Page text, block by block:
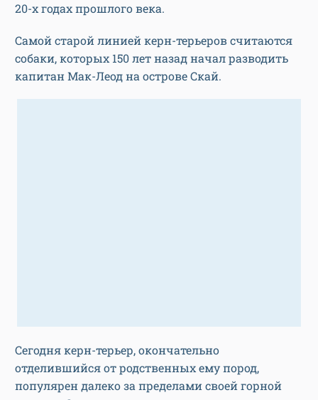
20-х годах прошлого века.
Самой старой линией керн-терьеров считаются
собаки, которых 150 лет назад начал разводить
капитан Мак-Леод на острове Скай.
Сегодня керн-терьер, окончательно
отделившийся от родственных ему пород,
популярен далеко за пределами своей горной